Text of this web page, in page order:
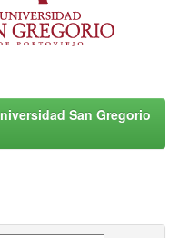
San Gregorio